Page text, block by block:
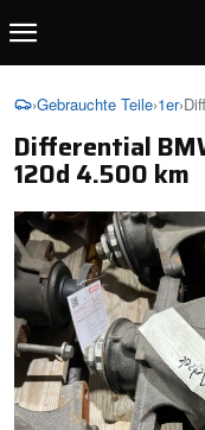
›Gebrauchte Teile›1er›
Differential
120d 4.500 km